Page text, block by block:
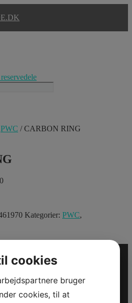
PWC / CARBON RING
Kategorier: PWC,
cookies
bruger
cookies, til at